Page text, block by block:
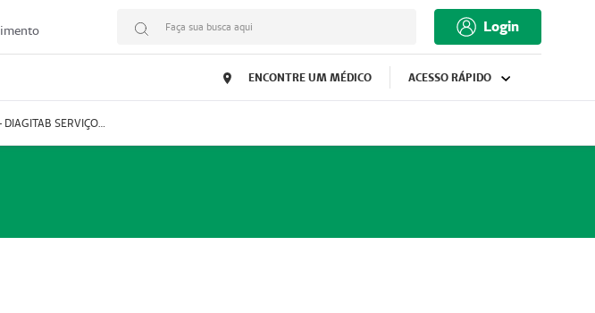
Faça sua busca aqui Login
ENCONTRE UM MÉDICO ACESSO RÁPIDO
MUDANÇA DE ENDEREÇO - DIAGITAB SERVIÇOS MÉDICOS LTDA (54003267-5)